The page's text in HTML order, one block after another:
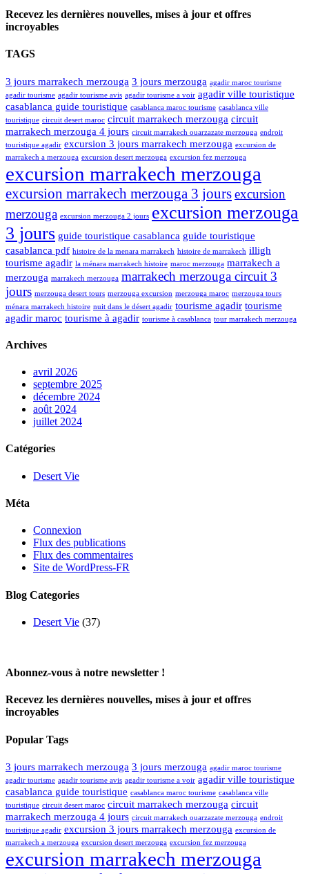
Recevez les dernières nouvelles, mises à jour et offres
incroyables
TAGS
3 jours marrakech merzouga 3 jours merzouga agadir maroc tourisme
agadir tourisme agadir tourisme avis agadir tourisme a voir agadir ville touristique
casablanca guide touristique casablanca maroc tourisme casablanca ville
touristique circuit desert maroc circuit marrakech merzouga circuit
marrakech merzouga 4 jours circuit marrakech ouarzazate merzouga endroit
touristique agadir excursion 3 jours marrakech merzouga excursion de
marrakech a merzouga excursion desert merzouga excursion fez merzouga
excursion marrakech merzouga
excursion marrakech merzouga 3 joursexcursion
merzouga excursion merzouga 2 jours excursion merzouga
3 jours guide touristique casablanca guide touristique
casablanca pdf histoire de la menara marrakech histoire de marrakech illigh
tourisme agadir la ménara marrakech histoire maroc merzouga marrakech a
merzouga marrakech merzouga marrakech merzouga circuit 3
jours merzouga desert tours merzouga excursion merzouga maroc merzouga tours
ménara marrakech histoire nuit dans le désert agadir tourisme agadir tourisme
agadir maroc tourisme à agadir tourisme à casablanca tour marrakech merzouga
Archives
avril 2026
septembre 2025
décembre 2024
août 2024
juillet 2024
Catégories
Desert Vie
Méta
Connexion
Flux des publications
Flux des commentaires
Site de WordPress-FR
Blog Categories
Desert Vie (37)
Abonnez-vous à notre newsletter !
Recevez les dernières nouvelles, mises à jour et offres
incroyables
Popular Tags
3 jours marrakech merzouga 3 jours merzouga agadir maroc tourisme
agadir tourisme agadir tourisme avis agadir tourisme a voir agadir ville touristique
casablanca guide touristique casablanca maroc tourisme casablanca ville
touristique circuit desert maroc circuit marrakech merzouga circuit
marrakech merzouga 4 jours circuit marrakech ouarzazate merzouga endroit
touristique agadir excursion 3 jours marrakech merzouga excursion de
marrakech a merzouga excursion desert merzouga excursion fez merzouga
excursion marrakech merzouga